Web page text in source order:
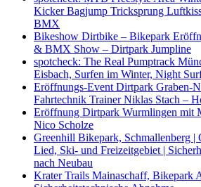
Kicker Bagjump Tricksprung
BMX
Bikeshow Dirtbike – Bikepark
& BMX Show – Dirtpark Jumpline
spotcheck: The Real Pumptrack
Eisbach, Surfen im Winter, Night
Eröffnungs-Event Dirtpark Graben-
Fahrtechnik Trainer Niklas Stach –
Eröffnung Dirtpark Wurmlingen mit
Nico Scholze
Greenhill Bikepark, Schmallenberg |
Lied, Ski- und Freizeitgebiet |
nach Neubau
Krater Trails Mainaschaff, Bikepark